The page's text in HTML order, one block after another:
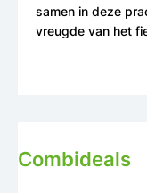
Combideals
samen in deze
vreugde van het